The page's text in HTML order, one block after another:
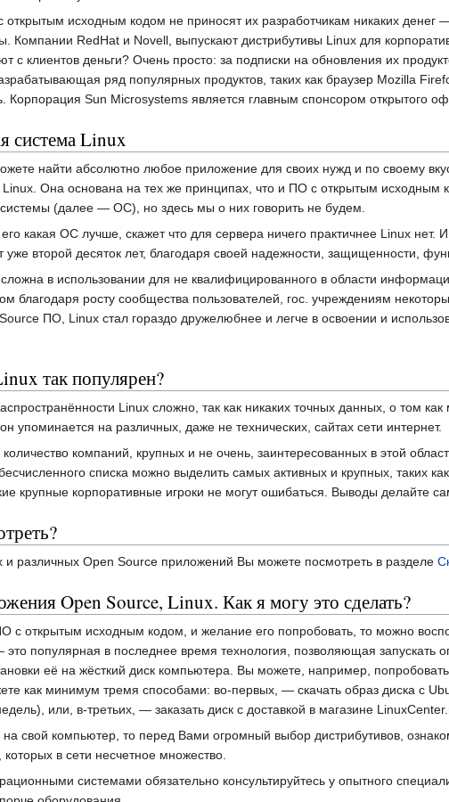
открытым исходным кодом не приносят их разработчикам никаких
Компании RedHat и Novell, выпускают дистрибутивы Linux для
с клиентов деньги? Очень просто: за подписки на обновления их
ряд популярных продуктов, таких как браузер Mozilla
Sun Microsystems является главным спонсором открытого
система Linux
найти абсолютно любое приложение для своих нужд и по своему
Она основана на тех же принципах, что и ПО с открытым исходным
(далее — ОС), но здесь мы о них говорить не будем.
какая ОС лучше, скажет что для сервера ничего практичнее Linux нет.
уже второй десяток лет, благодаря своей надежности, защищенности,
в использовании для не квалифицированного в области
благодаря росту сообщества пользователей, гос. учреждениям
ПО, Linux стал гораздо дружелюбнее и легче в освоении и
так популярен?
Linux сложно, так как никаких точных данных, о том
упоминается на различных, даже не технических, сайтах сети интернет.
компаний, крупных и не очень, заинтересованных в этой
списка можно выделить самых активных и крупных, таких
крупные корпоративные игроки не могут ошибаться. Выводы делайте
различных Open Source приложений Вы можете посмотреть в разделе
Open Source, Linux. Как я могу это сделать?
с открытым исходным кодом, и желание его попробовать, то можно
популярная в последнее время технология, позволяющая запускать
её на жёсткий диск компьютера. Вы можете, например,
как минимум тремя способами: во-первых, — скачать образ диска с
или, в-третьих, — заказать диск с доставкой в магазине
на свой компьютер, то перед Вами огромный выбор дистрибутивов,
в сети несчетное множество.
системами обязательно консультируйтесь у опытного